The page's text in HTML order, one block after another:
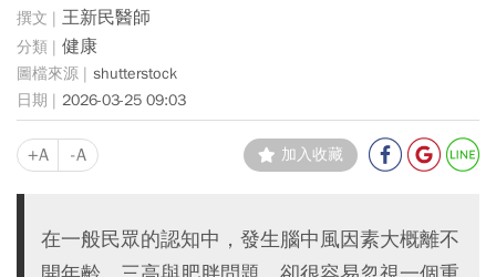
王新民醫師
健康
shutterstock
2026-03-25 09:03
+A -A 加入收藏
在一般民眾的認知中，發生腦中風因素大概離不